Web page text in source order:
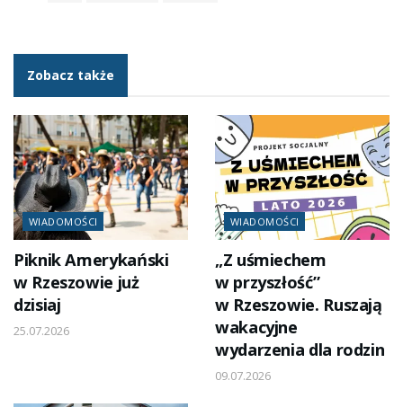
Zobacz także
WIADOMOŚCI
Piknik Amerykański
w Rzeszowie już
dzisiaj
25.07.2026
WIADOMOŚCI
„Z uśmiechem
w przyszłość”
w Rzeszowie. Ruszają
wakacyjne
wydarzenia dla rodzin
09.07.2026